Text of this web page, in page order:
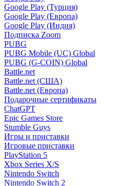
Google Play (Турция)
Google Play (Европа)
Google Play (Индия)
Подписка Zoom
PUBG
PUBG Mobile (UC) Global
PUBG (G-COIN) Global
Battle.net
Battle.net (США)
Battle.net (Европа)
Подарочные сертификаты
ChatGPT
Epic Games Store
Stumble Guys
Игры и приставки
Игровые приставки
PlayStation 5
Xbox Series X/S
Nintendo Switch
Nintendo Switch 2